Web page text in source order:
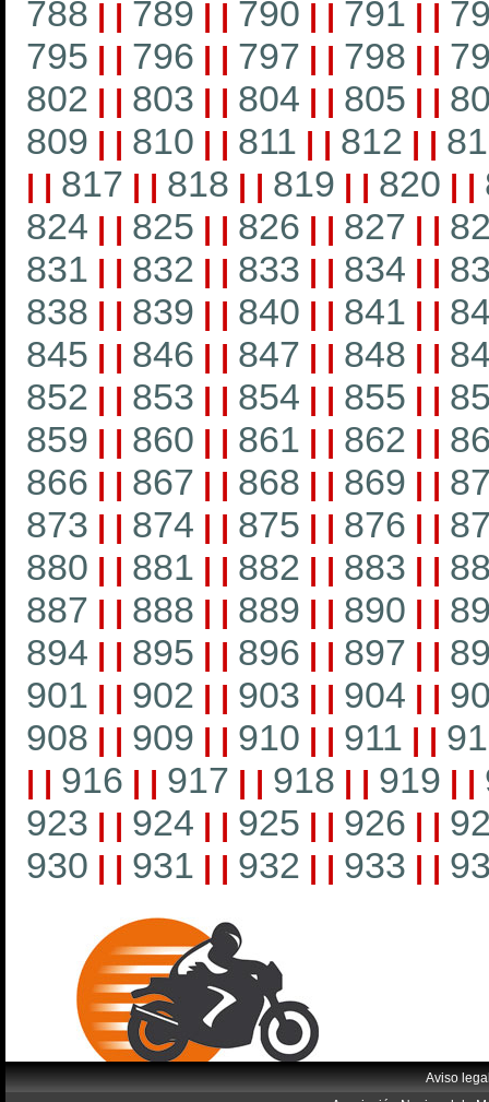
788 | | 789 | | 790 | | 791 | |
795 | | 796 | | 797 | | 798 | |
802 | | 803 | | 804 | | 805 | |
809 | | 810 | | 811 | | 812 | |
| | 817 | | 818 | | 819 | | 820 | |
824 | | 825 | | 826 | | 827 | |
831 | | 832 | | 833 | | 834 | |
838 | | 839 | | 840 | | 841 | |
845 | | 846 | | 847 | | 848 | |
852 | | 853 | | 854 | | 855 | |
859 | | 860 | | 861 | | 862 | |
866 | | 867 | | 868 | | 869 | |
873 | | 874 | | 875 | | 876 | |
880 | | 881 | | 882 | | 883 | |
887 | | 888 | | 889 | | 890 | |
894 | | 895 | | 896 | | 897 | |
901 | | 902 | | 903 | | 904 | |
908 | | 909 | | 910 | | 911 | |
| | 916 | | 917 | | 918 | | 919 | |
923 | | 924 | | 925 | | 926 | |
930 | | 931 | | 932 | | 933 | |
Aviso